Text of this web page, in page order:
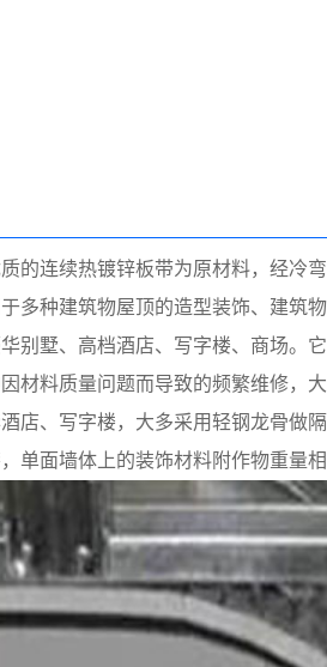
的连续热镀锌板带为原材料，经冷
多种建筑物屋顶的造型装饰、建筑
别墅、高档酒店、写字楼、商场。
材料质量问题而导致的频繁维修，
店、写字楼，大多采用轻钢龙骨做
单面墙体上的装饰材料附作物重量